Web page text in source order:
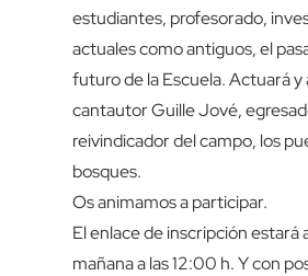
estudiantes, profesorado,
actuales como antiguos, el
futuro de la Escuela.Actuará y
cantautor Guille Jové,
reivindicador del campo, los
bosques.
Os animamos a participar.
El enlace de inscripción estará
mañana a las 12:00 h. Y con